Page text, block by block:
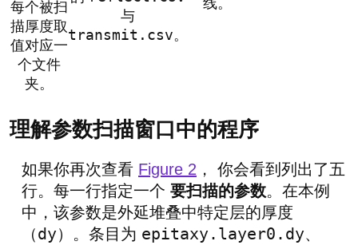
每个被扫
描厚度取
值对应一
个文件
夹。
与
transmit.csv。
理解参数扫描窗口中的程序
如果你再次查看 Figure 2 ， 你会看到列出了五
行。每一行指定一个 要扫描的参数。在本例
中，该参数是外延堆叠中特定层的厚度
（dy）。条目为 epitaxy.layer0.dy、